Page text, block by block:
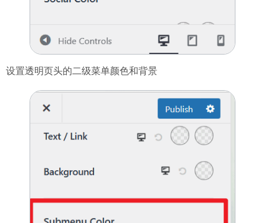
设置透明页头的二级菜单颜色和背景